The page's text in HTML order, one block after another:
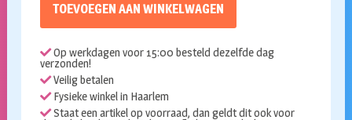
TOEVOEGEN AAN WINKELWAGEN
Op werkdagen voor 15:00 besteld dezelfde dag
verzonden!
Veilig betalen
Fysieke winkel in Haarlem
Staat een artikel op voorraad, dan geldt dit ook voor